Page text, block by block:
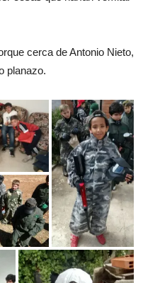
cerca de Antonio Nieto,
planazo.